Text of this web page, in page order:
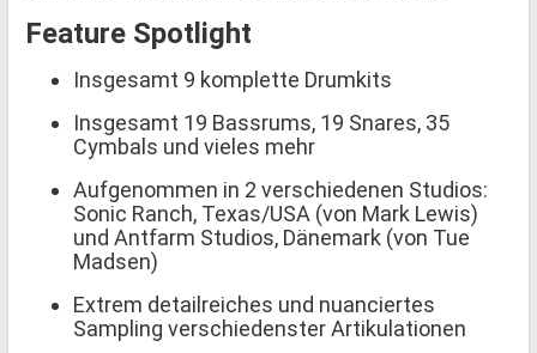
Feature Spotlight
Insgesamt 9 komplette Drumkits
Insgesamt 19 Bassrums, 19 Snares, 35
Cymbals und vieles mehr
Aufgenommen in 2 verschiedenen Studios:
Sonic Ranch, Texas/USA (von Mark Lewis)
und Antfarm Studios, Dänemark (von Tue
Madsen)
Extrem detailreiches und nuanciertes
Sampling verschiedenster Artikulationen